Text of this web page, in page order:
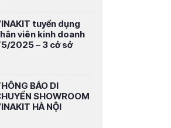
tuyển dụng
viên kinh doanh
2025 – 3 cở sở
BÁO DI
SHOWROOM
HÀ NỘI